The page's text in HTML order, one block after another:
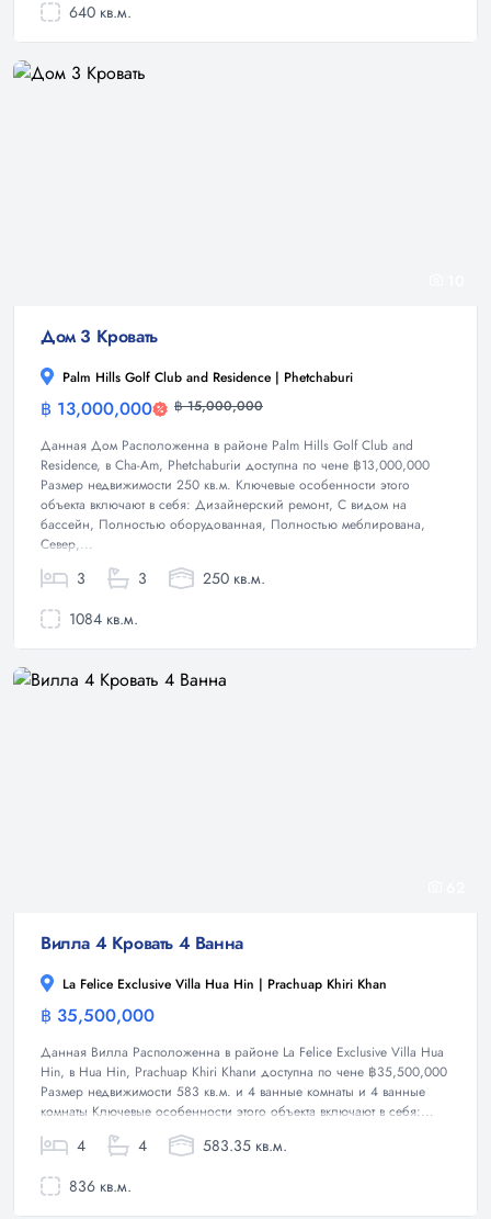
640 кв.м.
Дом 3 Кровать
Palm Hills Golf Club and Residence | Phetchaburi
฿ 13,000,000 ฿ 15,000,000
Данная Дом Расположенна в районе Palm Hills Golf Club and
Residence, в Cha-Am, Phetchaburiи доступна по чене ฿13,000,000
Размер недвижимости 250 кв.м. Ключевые особенности этого
объекта включают в себя: Дизайнерский ремонт, С видом на
бассейн, Полностью оборудованная, Полностью меблирована,
Север,...
3 3
250 кв.м.
1084 кв.м.
Вилла 4 Кровать 4 Ванна
La Felice Exclusive Villa Hua Hin | Prachuap Khiri Khan
฿ 35,500,000
Данная Вилла Расположенна в районе La Felice Exclusive Villa Hua
Hin, в Hua Hin, Prachuap Khiri Khanи доступна по чене ฿35,500,000
Размер недвижимости 583 кв.м. и 4 ванные комнаты и 4 ванные
комнаты Ключевые особенности этого объекта включают в себя:...
4 4
583.35 кв.м.
836 кв.м.